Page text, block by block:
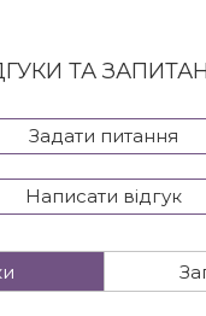
ТА
Задати питання
Написати відгук